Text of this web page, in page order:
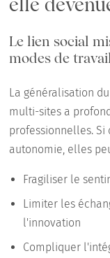
Le lien social
modes de
La généralisation
multi-sites a
professionnelles.
autonomie, elles
Fragiliser le
Limiter les
l'innovation
Compliquer